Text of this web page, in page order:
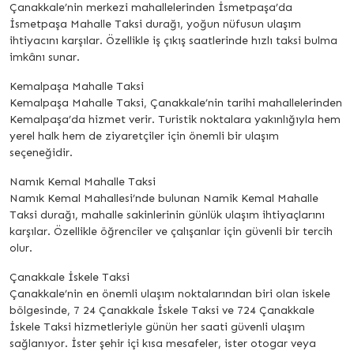
Çanakkale’nin merkezi mahallelerinden İsmetpaşa’da
İsmetpaşa Mahalle Taksi durağı, yoğun nüfusun ulaşım
ihtiyacını karşılar. Özellikle iş çıkış saatlerinde hızlı taksi bulma
imkânı sunar.
Kemalpaşa Mahalle Taksi
Kemalpaşa Mahalle Taksi, Çanakkale’nin tarihi mahallelerinden
Kemalpaşa’da hizmet verir. Turistik noktalara yakınlığıyla hem
yerel halk hem de ziyaretçiler için önemli bir ulaşım
seçeneğidir.
Namık Kemal Mahalle Taksi
Namık Kemal Mahallesi’nde bulunan Namik Kemal Mahalle
Taksi durağı, mahalle sakinlerinin günlük ulaşım ihtiyaçlarını
karşılar. Özellikle öğrenciler ve çalışanlar için güvenli bir tercih
olur.
Çanakkale İskele Taksi
Çanakkale’nin en önemli ulaşım noktalarından biri olan iskele
bölgesinde, 7 24 Çanakkale İskele Taksi ve 724 Çanakkale
İskele Taksi hizmetleriyle günün her saati güvenli ulaşım
sağlanıyor. İster şehir içi kısa mesafeler, ister otogar veya